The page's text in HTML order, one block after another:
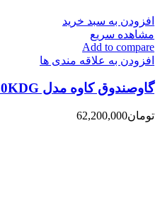
افزودن به سبد خرید
مشاهده سریع
Add to compare
افزودن به علاقه مندی ها
گاوصندوق کاوه مدل 150KDG
تومان62,200,000